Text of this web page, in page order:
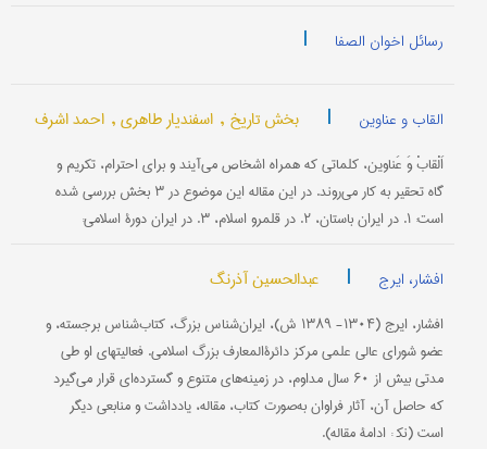
رسائل اخوان الصفا |
القاب و عناوین | بخش تاریخ , اسفندیار طاهری , احمد اشرف
اَلْقابْ وَ عَناوین، کلماتی که همراه اشخاص می‌آیند و برای احترام، تکریم و
گاه تحقیر به کار می‌روند. در این مقاله این موضوع در ۳ بخش بررسی شده
است: ۱. در ایران باستان، ۲. در قلمرو اسلام، ۳. در ایران دورۀ اسلامی:
افشار، ایرج | عبدالحسین آذرنگ
افشار، ایرج (۱۳۰۴- ۱۳۸۹ ش)، ایران‌شناس بزرگ، کتاب‌شناس برجسته، و
عضو شورای عالی علمی مرکز دائرةالمعارف بزرگ اسلامی. فعالیتهای او طی
مدتی بیش از ۶۰ سال مداوم، در زمینه‌های متنوع و گسترده‌ای قرار می‌گیرد
که حاصل آن، آثار فراوان به‌صورت کتاب، مقاله، یادداشت و منابعی دیگر
است (نک‍ : ادامۀ مقاله).